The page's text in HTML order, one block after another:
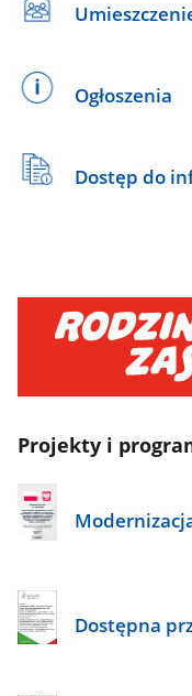
Ogłoszenia
Dostęp do
Projekty i
Dostępna